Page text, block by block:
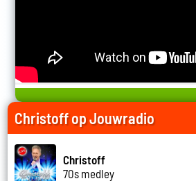
Christoff op Jouwradio
Christoff
70s medley